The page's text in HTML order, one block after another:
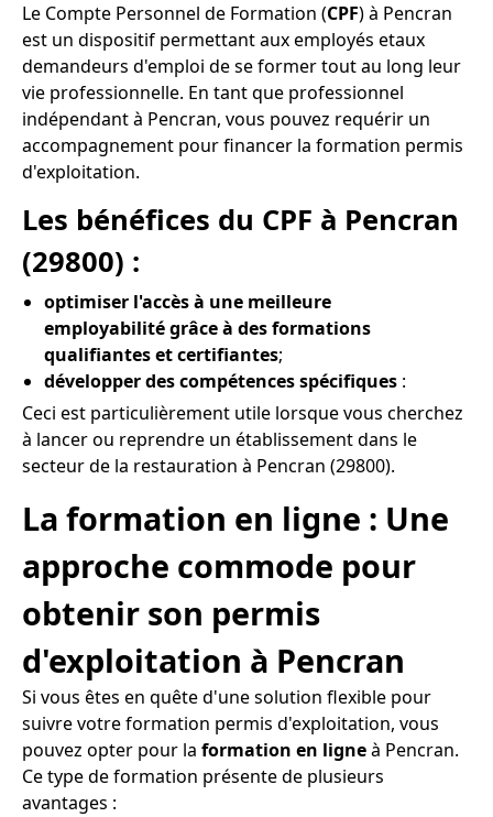
Le Compte Personnel de Formation (CPF) à Pencran
est un dispositif permettant aux employés etaux
demandeurs d'emploi de se former tout au long leur
vie professionnelle. En tant que professionnel
indépendant à Pencran, vous pouvez requérir un
accompagnement pour financer la formation permis
d'exploitation.
Les bénéfices du CPF à Pencran
(29800) :
optimiser l'accès à une meilleure
employabilité grâce à des formations
qualifiantes et certifiantes;
développer des compétences spécifiques :
Ceci est particulièrement utile lorsque vous cherchez
à lancer ou reprendre un établissement dans le
secteur de la restauration à Pencran (29800).
La formation en ligne : Une
approche commode pour
obtenir son permis
d'exploitation à Pencran
Si vous êtes en quête d'une solution flexible pour
suivre votre formation permis d'exploitation, vous
pouvez opter pour la formation en ligneà Pencran.
Ce type de formation présente de plusieurs
avantages :